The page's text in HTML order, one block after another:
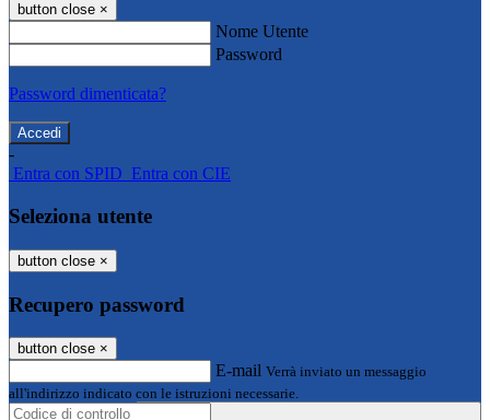
button close ×
Nome Utente
Password
Password dimenticata?
-
Entra con SPID Entra con CIE
Seleziona utente
button close ×
Recupero password
button close ×
E-mail Verrà inviato un messaggio
all'indirizzo indicato con le istruzioni necessarie.